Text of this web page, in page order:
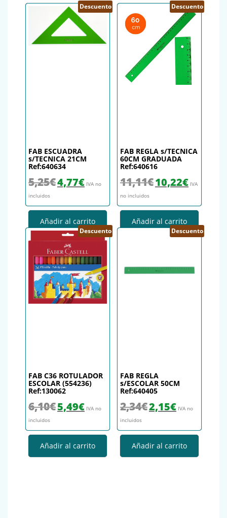
Descuento
FAB ESCUADRA
s/TECNICA 21CM
Ref:640634
5,25€ El precio original era: 5,25€.
4,77€El precio actual es: 4,77€.
IVA no
incluidos
Añadir al carrito
Descuento
FAB REGLA s/TECNICA
60CM GRADUADA
Ref:640616
11,11€ El precio original era:
10,22€El precio
IVA
no incluidos
Añadir al carrito
Descuento
FAB C36 ROTULADOR
ESCOLAR (554236)
Ref:130062
6,10€ El precio original era: 6,10€.
5,49€El precio actual es: 5,49€.
IVA no
incluidos
Añadir al carrito
Descuento
FAB REGLA
s/ESCOLAR 50CM
Ref:640405
2,34€El precio original era: 2,34€.
2,15€El precio actual
IVA no
incluidos
Añadir al carrito